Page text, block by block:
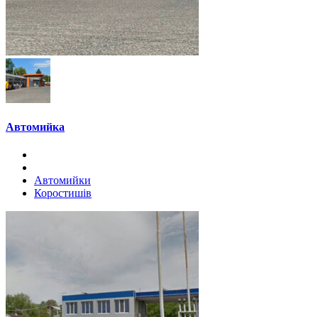
Автомийка
Автомийки
Коростишів